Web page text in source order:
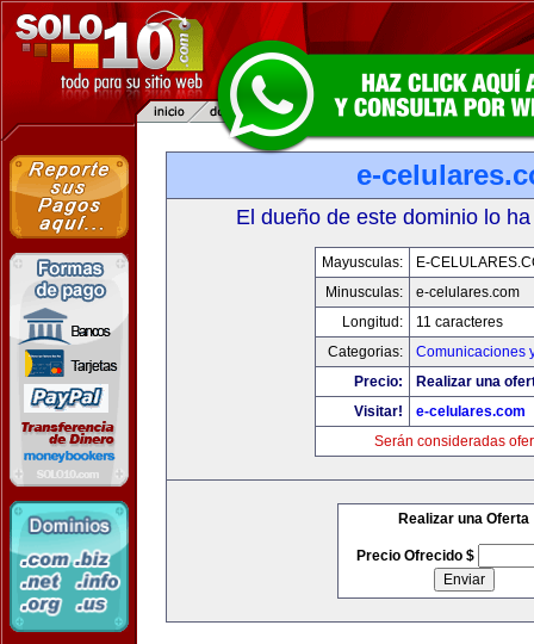
e-
El dueño de este dominio lo
Mayusculas:
E-
Minusculas:
e-celulares.com
Longitud:
11 caracteres
Categorias:
Comunicaciones
Precio:
Realizar una
Visitar!
e-celulares.com
Serán consideradas
Realizar una Oferta
Precio Ofrecido $